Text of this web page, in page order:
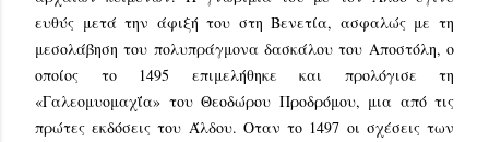
ευθύς μετά την άφιξή του στη Βενετία, ασφαλώς με τη
μεσολάβηση του πολυπράγμονα δασκάλου του Αποστόλη, ο
οποίος το 1495 επιμελήθηκε και προλόγισε τη
«Γαλεομυομαχΐα» του Θεοδώρου Προδρόμου, μια από τις
πρώτες εκδόσεις του Άλδου. Οταν το 1497 οι σχέσεις των